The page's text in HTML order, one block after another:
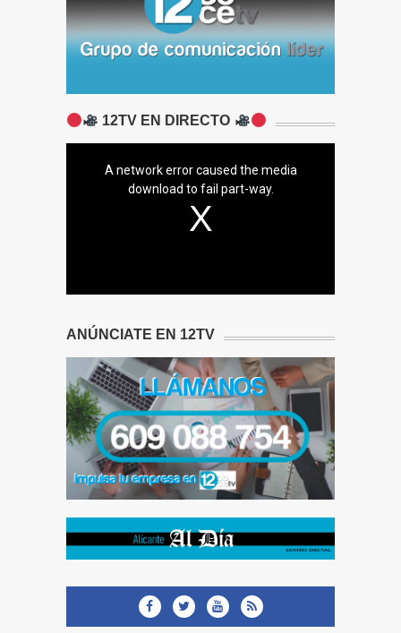
12TV EN DIRECTO
A network error caused the media
download to fail part-way.
ANÚNCIATE EN 12TV